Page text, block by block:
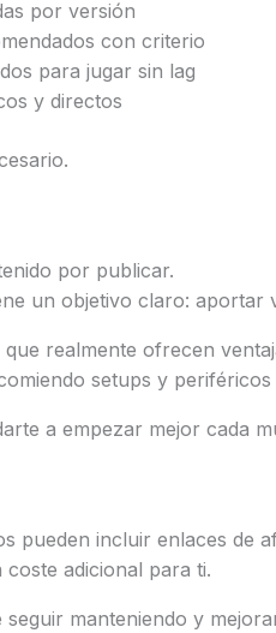
por versión
con criterio
para jugar sin lag
y directos
por publicar.
un objetivo claro: aportar
que realmente ofrecen
setups y
a empezar mejor cada
pueden incluir enlaces de
adicional para ti.
seguir manteniendo y